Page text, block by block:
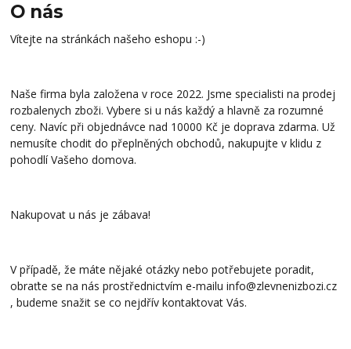
O nás
Vítejte na stránkách našeho eshopu :-)
Naše firma byla založena v roce 2022. Jsme specialisti na prodej
rozbalenych zboži. Vybere si u nás každý a hlavně za rozumné
ceny. Navíc při objednávce nad 10000 Kč je doprava zdarma. Už
nemusíte chodit do přeplněných obchodů, nakupujte v klidu z
pohodlí Vašeho domova.
Nakupovat u nás je zábava!
V případě, že máte nějaké otázky nebo potřebujete poradit,
obraťte se na nás prostřednictvím e-mailu info@zlevnenizbozi.cz
, budeme snažit se co nejdřív kontaktovat Vás.